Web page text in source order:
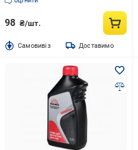
98 ₴/шт.
Cамовивіз Доставимо